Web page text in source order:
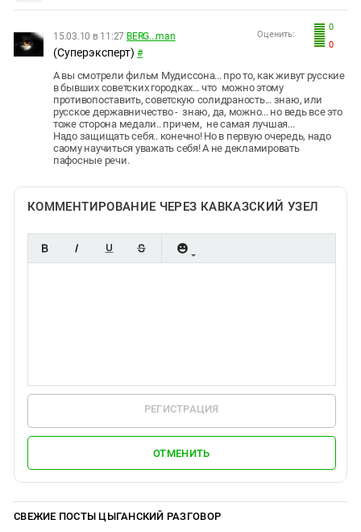
0
0
Оценить:
15.03.10 в 11:27 BERG...man
(Суперэксперт) #
А вы смотрели фильм Мудиссона... про то, как живут русские
в бывших советских городках... что можно этому
противопоставить, советскую солидраность... знаю, или
русское державничество - знаю, да, можно... но ведь все это
тоже сторона медали.. причем, не самая лучшая...
Надо защищать себя.. конечно! Но в первую очередь, надо
саому научиться уважать себя! А не декламировать
пафосные речи.
КОММЕНТИРОВАНИЕ ЧЕРЕЗ КАВКАЗСКИЙ УЗЕЛ
РЕГИСТРАЦИЯ
ОТМЕНИТЬ
СВЕЖИЕ ПОСТЫ ЦЫГАНСКИЙ РАЗГОВОР